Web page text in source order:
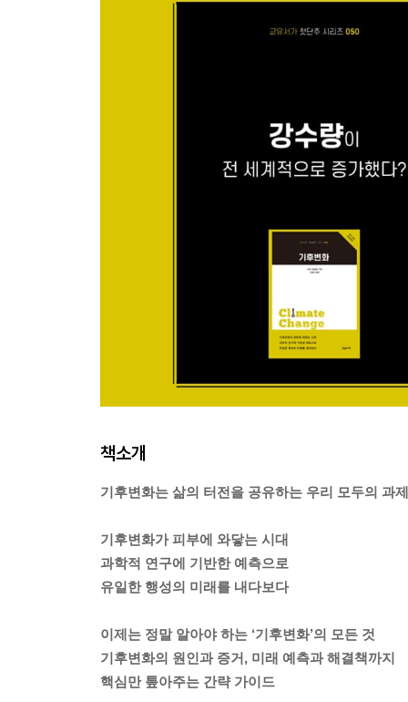
책소개
기후변화는 삶의 터전을 공유하는 우리 모두의 과
기후변화가 피부에 와닿는 시대
과학적 연구에 기반한 예측으로
유일한 행성의 미래를 내다보다
이제는 정말 알아야 하는 ‘기후변화’의 모든 것
기후변화의 원인과 증거, 미래 예측과 해결책까지
핵심만 톺아주는 간략 가이드